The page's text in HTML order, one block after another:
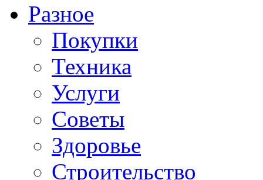
Разное
Покупки
Техника
Услуги
Советы
Здоровье
Строительство